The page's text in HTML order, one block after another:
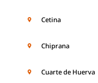
Cetina
Chiprana
Cuarte de Huerva